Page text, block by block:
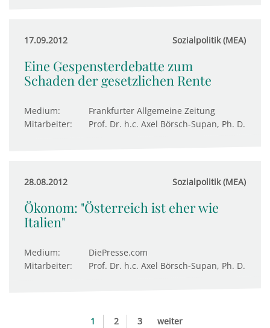
17.09.2012 Sozialpolitik (MEA)
Eine Gespensterdebatte zum
Schaden der gesetzlichen Rente
Medium:
Frankfurter Allgemeine Zeitung
Mitarbeiter:
Prof. Dr. h.c. Axel Börsch-Supan, Ph. D.
28.08.2012 Sozialpolitik (MEA)
Ökonom: "Österreich ist eher wie
Italien"
Medium:
DiePresse.com
Mitarbeiter:
Prof. Dr. h.c. Axel Börsch-Supan, Ph. D.
1 2 3 weiter